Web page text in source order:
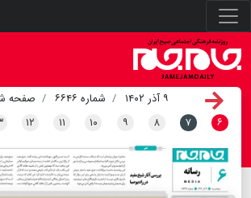
۹ آذر ۱۴۰۲ شماره ۶۶۴۶
صفحه
۶ ۷ ۸ ۹ ۱۰ ۱۱ ۱۲